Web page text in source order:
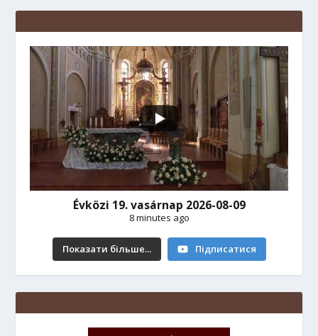
Évközi 19. vasárnap 2026-08-09
8 minutes ago
Показати більше... Підписатися